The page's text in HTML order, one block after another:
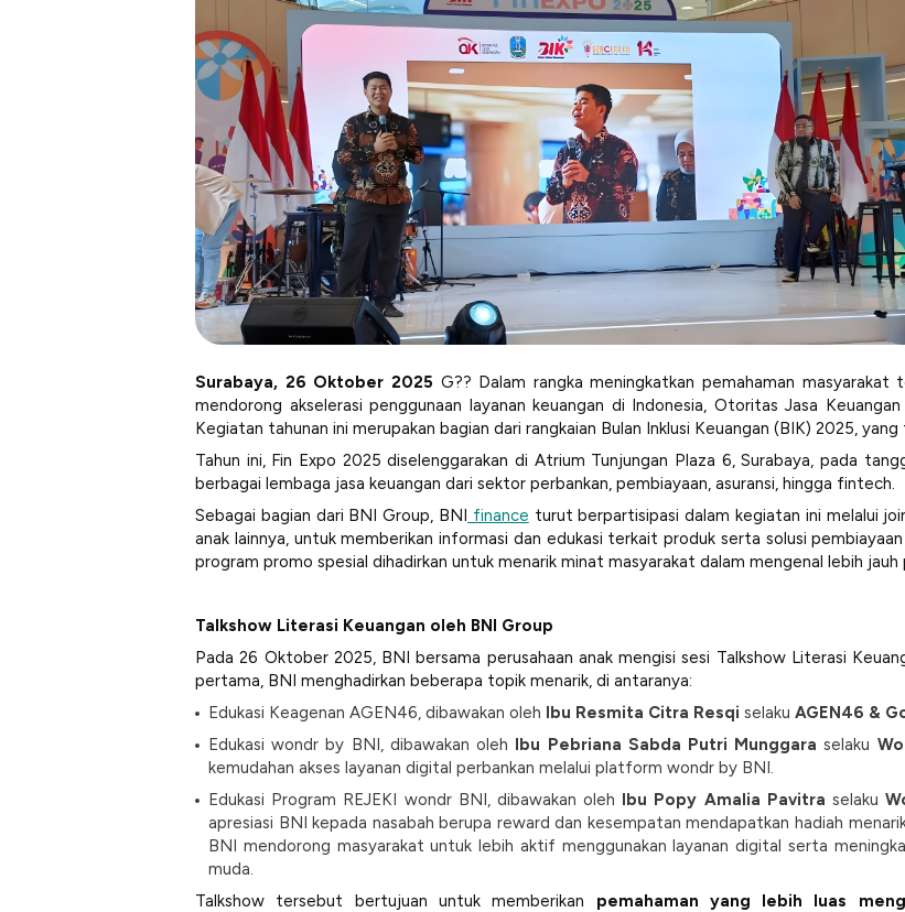
Surabaya, 26 Oktober 2025 G?? Dalam rangka meningkatkan pemahaman
mendorong akselerasi penggunaan layanan keuangan di Indonesia, Otoritas Jasa
Kegiatan tahunan ini merupakan bagian dari rangkaian Bulan Inklusi Keuangan (BIK) 2025,
Tahun ini, Fin Expo 2025 diselenggarakan di Atrium Tunjungan Plaza 6, Surabaya, pada
berbagai lembaga jasa keuangan dari sektor perbankan, pembiayaan, asuransi, hingga fintech.
Sebagai bagian dari BNI Group, BNI finance turut berpartisipasi dalam kegiatan ini melalui
anak lainnya, untuk memberikan informasi dan edukasi terkait produk serta solusi
program promo spesial dihadirkan untuk menarik minat masyarakat dalam mengenal lebih
Talkshow Literasi Keuangan oleh BNI Group
Pada 26 Oktober 2025, BNI bersama perusahaan anak mengisi sesi Talkshow Literasi
pertama, BNI menghadirkan beberapa topik menarik, di antaranya:
Edukasi Keagenan AGEN46, dibawakan oleh Ibu Resmita Citra Resqi selaku AGEN46 &
Edukasi wondr by BNI, dibawakan oleh Ibu Pebriana Sabda Putri Munggara selaku
kemudahan akses layanan digital perbankan melalui platform wondr by BNI.
Edukasi Program REJEKI wondr BNI, dibawakan oleh Ibu Popy Amalia Pavitra selaku
apresiasi BNI kepada nasabah berupa reward dan kesempatan mendapatkan hadiah
BNI mendorong masyarakat untuk lebih aktif menggunakan layanan digital serta
muda.
Talkshow tersebut bertujuan untuk memberikan pemahaman yang lebih luas